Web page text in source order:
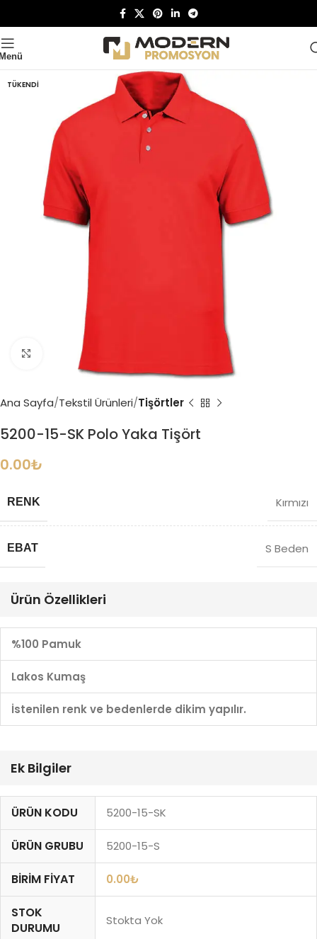
TÜKENDI
Büyütmek için tıklayın
Ana Sayfa Tekstil Ürünleri Tişörtler
5200-15-SK Polo Yaka Tişört
0.00₺
RENK Kırmızı
EBAT S Beden
Ürün Özellikleri
%100 Pamuk
Lakos Kumaş
İstenilen renk ve bedenlerde dikim yapılır.
Ek Bilgiler
ÜRÜN KODU 5200-15-SK
ÜRÜN GRUBU 5200-15-S
BIRIM FIYAT 0.00₺
STOK
DURUMU
Stokta Yok